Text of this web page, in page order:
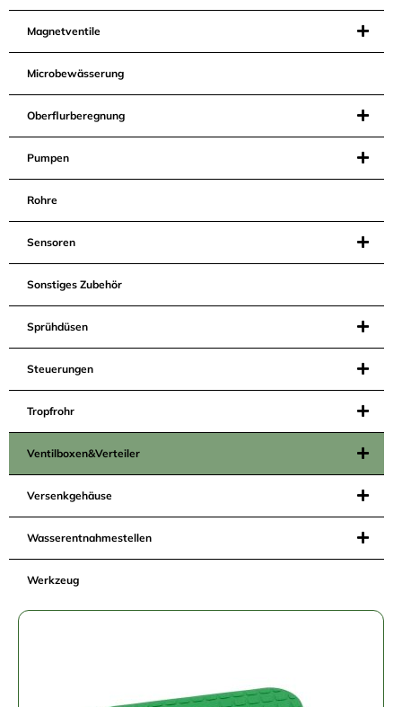
Magnetventile
Microbewässerung
Oberflurberegnung
Pumpen
Rohre
Sensoren
Sonstiges Zubehör
Sprühdüsen
Steuerungen
Tropfrohr
Ventilboxen&Verteiler
Versenkgehäuse
Wasserentnahmestellen
Werkzeug